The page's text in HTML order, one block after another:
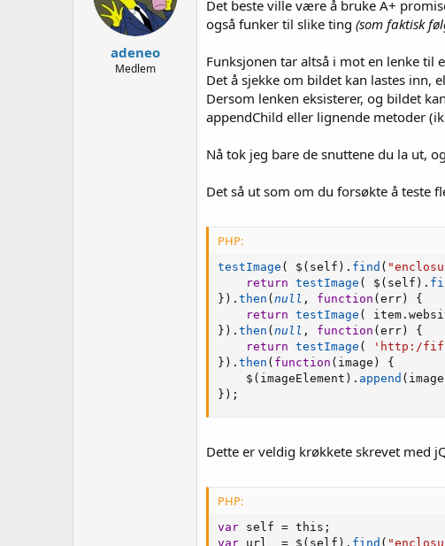
adeneo
Medlem
Det beste ville være å bruke A+
også funker til slike ting (som faktisk
Funksjonen tar altså i mot en lenke til
Det å sjekke om bildet kan lastes inn,
Dersom lenken eksisterer, og bildet
appendChild eller lignende metoder
Nå tok jeg bare de snuttene du la ut,
Det så ut som om du forsøkte å teste
PHP:
testImage ( $ ( self ) . find (
return testImage ( $ ( self ) .
} ) . then (null , function (err)
{
return testImage ( item .
} ) . then (null , function (err)
{
return testImage ( 'http:/
} ) . then ( function ( image )
{
    $
( imageElement ) . append ( image
} ) ;
Dette er veldig krøkkete skrevet med
PHP:
var self = this ;
var url = $ ( self ) . find (